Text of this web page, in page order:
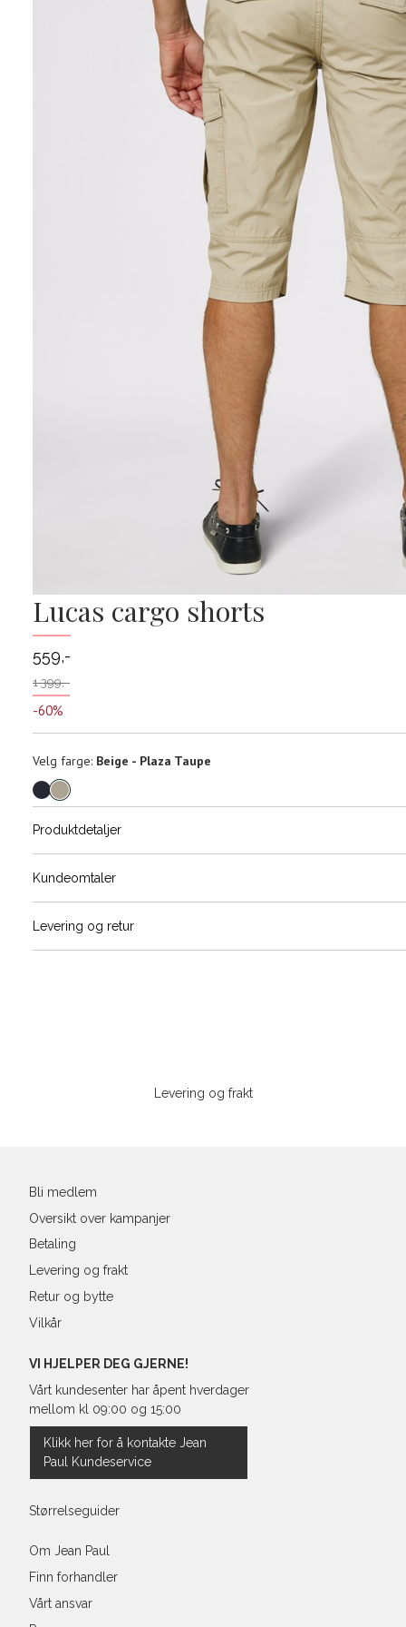
Lucas cargo shorts
559,-
1 399,-
-60%
Velg
farge
Velg farge: Beige - Plaza Taupe
Få
Produktdetaljer
Kundeomtaler
Levering og retur
Levering og frakt
Bli medlem
Oversikt over kampanjer
Betaling
Levering og frakt
Retur og bytte
Vilkår
VI HJELPER DEG GJERNE!
Vårt kundesenter har åpent hverdager
mellom kl 09:00 og 15:00
Klikk her for å kontakte Jean
Paul Kundeservice
Størrelseguider
Om Jean Paul
Finn forhandler
Vårt ansvar